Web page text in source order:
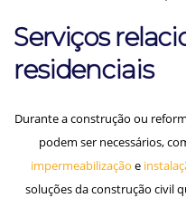
Serviços
residenciais
Durante a construção ou
podem ser necessários,
impermeabilização e
soluções da construção civil